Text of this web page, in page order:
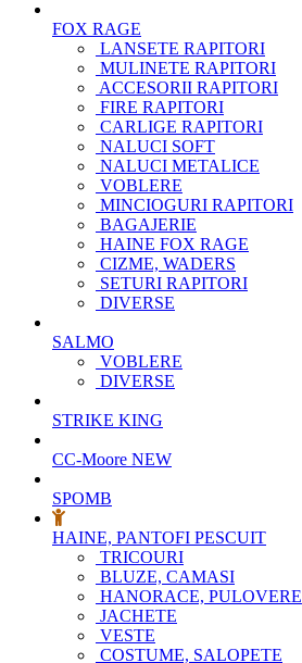
FOX RAGE
LANSETE RAPITORI
MULINETE RAPITORI
ACCESORII RAPITORI
FIRE RAPITORI
CARLIGE RAPITORI
NALUCI SOFT
NALUCI METALICE
VOBLERE
MINCIOGURI RAPITORI
BAGAJERIE
HAINE FOX RAGE
CIZME, WADERS
SETURI RAPITORI
DIVERSE
SALMO
VOBLERE
DIVERSE
STRIKE KING
CC-Moore NEW
SPOMB
HAINE, PANTOFI PESCUIT
TRICOURI
BLUZE, CAMASI
HANORACE, PULOVERE
JACHETE
VESTE
COSTUME, SALOPETE